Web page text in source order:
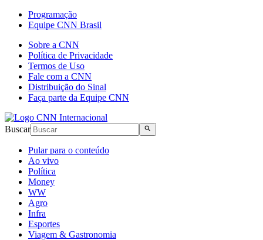
Programação
Equipe CNN Brasil
Sobre a CNN
Política de Privacidade
Termos de Uso
Fale com a CNN
Distribuição do Sinal
Faça parte da Equipe CNN
Buscar
Pular para o conteúdo
Ao vivo
Política
Money
WW
Agro
Infra
Esportes
Viagem & Gastronomia